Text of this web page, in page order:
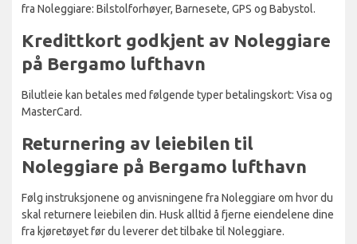
fra Noleggiare: Bilstolforhøyer, Barnesete, GPS og Babystol.
Kredittkort godkjent av Noleggiare
på Bergamo lufthavn
Bilutleie kan betales med følgende typer betalingskort: Visa og
MasterCard.
Returnering av leiebilen til
Noleggiare på Bergamo lufthavn
Følg instruksjonene og anvisningene fra Noleggiare om hvor du
skal returnere leiebilen din. Husk alltid å fjerne eiendelene dine
fra kjøretøyet før du leverer det tilbake til Noleggiare.